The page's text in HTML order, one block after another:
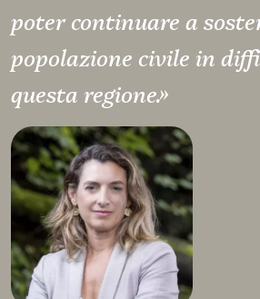
poter continuare a
popolazione civile in
questa regione.»